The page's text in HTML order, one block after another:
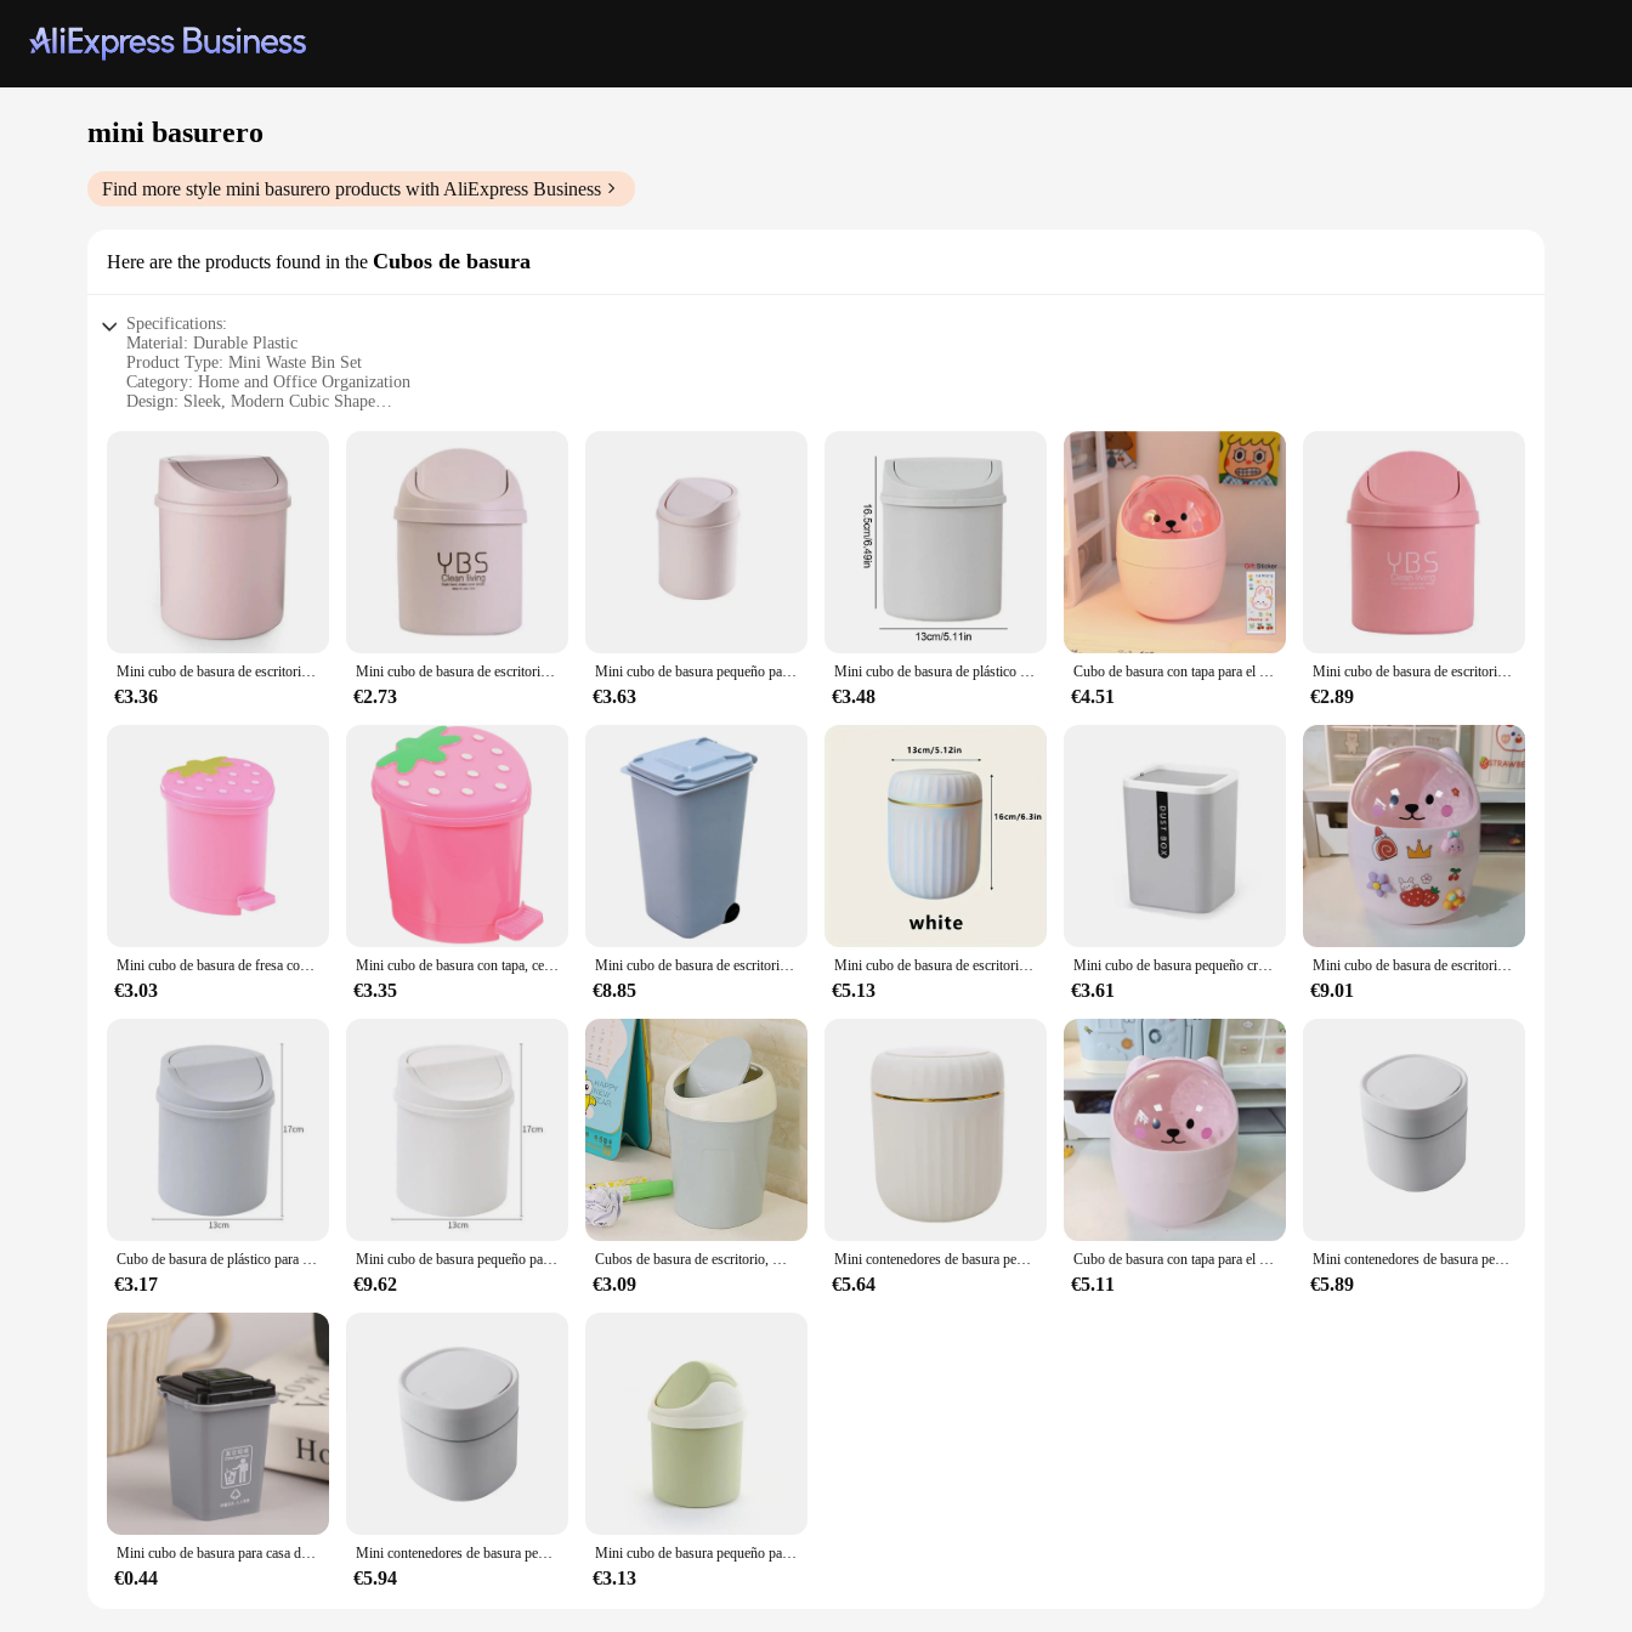
mini basurero
Find more style mini basurero products with AliExpress Business
Here are the products found in the Cubos de basura
Specifications:
Material: Durable Plastic
Product Type: Mini Waste Bin Set
Category: Home and Office Organization
Design: Sleek, Modern Cubic Shape
Quantity: Available in Sets of 1, 2, or 3
Features:
The mini basurero is a compact and stylish solution for managing waste in tight spaces. Designed with a modern cubic shape, these mini waste bins blend seamlessly into any decor, making them an
ideal addition to homes, offices, or even dorm rooms. Their space-saving design ensures that they don't take up unnecessary room, while still providing ample capacity for small waste items. Whether
you're looking to declutter your desk or maintain a clean kitchen counter, these mini waste bins are the perfect choice for keeping your space tidy and organized.
**Versatile and Practical**
The mini basurero sets are not just about looks; they are also highly functional. Made from durable plastic, these bins are built to withstand daily use, ensuring longevity and reliability. Their
lightweight construction makes them easy to move around, making them ideal for use in multiple locations. Whether you're looking to organize your workspace, manage recycling, or keep your living
area tidy, these mini waste bins are versatile enough to meet all your needs.
If you're a vendor or supplier looking to stock up on mini waste bins, this product is perfect for you. Available in sets of 1, 2, or 3, these bins are designed to cater to a variety of needs. Whether
you're looking to provide a single bin for personal use or a set for larger spaces, these mini waste bins are a practical and affordable option. Their compact size and modern design make them an
attractive addition to any retail setting, ensuring that they appeal to a wide range of customers.
Mini cubo de basura de escritorio, tubo pequeño con cubierta, cubo de basura para dormitorio, cubo de basura para limpiar espacio de trabajo, caja de almacenamiento para el hogar y la Oficina
€3.36
Mini cubo de basura de escritorio único, tipo tapa de batido, tubo de basura con cubierta, cubo de basura de dormitorio, caja de almacenamiento, cubo de basura de escritorio para el hogar
€2.73
Mini cubo de basura pequeño para escritorio, cubo de basura con cubierta para dormitorio, caja de almacenamiento de espacio de trabajo limpio, escritorio para el hogar
€3.63
Mini cubo de basura de plástico de escritorio con tapa, cubo de basura doméstico, mesa de sala de estar creativa europea con cesta de tapa
€3.48
Cubo de basura con tapa para el hogar, Mini caja de almacenamiento de escritorio Kawaii para dormitorio, portalápices, estilo Ins, creativo, dar una pegatina
€4.51
Mini cubo de basura de escritorio con cubierta para dormitorio, cubo de basura pequeño, mesa de plástico, suministros de oficina, cubo de basura de escritorio para el hogar
€2.89
Mini cubo de basura de fresa con tapa, cesta de basura de plástico portátil reutilizable, suministros de escritorio para el hogar, contenedor de basura, 1/2 piezas
€3.03
Mini cubo de basura con tapa, cesta de basura de plástico para el hogar, dormitorio, oficina, caja de almacenamiento de basura de escritorio, contenedor de dibujos animados rojo y rosa
€3.35
Mini cubo de basura de escritorio para el hogar, papelera de plástico con tapa, escritorio limpio, 10x8x15,5 cm, 1 piezas
€8.85
Mini cubo de basura de escritorio con tapa, organizador de basura, caja de almacenamiento de escritorio de oficina, suministros para el hogar de plástico duradero
€5.13
Mini cubo de basura pequeño creativo, cesta de basura de escritorio, Mesa para el hogar, suministros de oficina de plástico, cubo de basura, caja de barril de artículos diversos
€3.61
Mini cubo de basura de escritorio de oso de dibujos animados para dormitorio de estudiantes, caja de almacenamiento de artículos diversos, Cubo de papel de desecho, lindo, uso doméstico
€9.01
Cubo de basura de plástico para escritorio, Mini cubo de basura creativo para el hogar, con tapa batida
€3.17
Mini cubo de basura pequeño para escritorio, cubo de basura con cubierta para dormitorio, caja de almacenamiento de espacio de trabajo limpio, escritorio para el hogar
€9.62
Cubos de basura de escritorio, Mini cubos creativos de trompeta, cubierta rodante, para cocina, sala de estar
€3.09
Mini contenedores de basura pequeños, cesta de basura de escritorio, Mesa para el hogar, cubo de basura de plástico, suministros de oficina, caja de barril de artículos diversos
€5.64
Cubo de basura con tapa para el hogar, Mini caja de almacenamiento de escritorio Kawaii para dormitorio, portalápices, estilo Ins, creativo, dar una pegatina
€5.11
Mini contenedores de basura pequeños, cesta de basura de escritorio, Mesa para el hogar, cubo de basura de plástico, suministros de oficina, caja de barril de artículos diversos
€5.89
Mini cubo de basura para casa de muñecas, cubo de basura de juguete, camión de basura, latas, Cubo de separación de vehículos, caja de almacenamiento de juguetes, cubo de basura de escritorio para el hogar, 1:12
€0.44
Mini contenedores de basura pequeños, cesta de basura de escritorio, Mesa para el hogar, cubo de basura de plástico, suministros de oficina, caja de barril de artículos diversos
€5.94
Mini cubo de basura pequeño para escritorio, cubo de basura con cubierta para dormitorio, espacio de trabajo limpio, caja de almacenamiento de cocina, escritorio para el hogar, 1 ~ 5 piezas
€3.13